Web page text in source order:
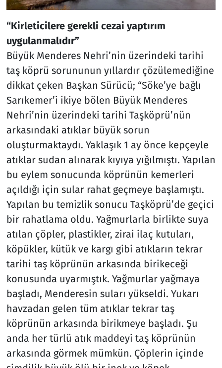
“Kirleticilere gerekli cezai yaptırım
uygulanmalıdır”
Büyük Menderes Nehri’nin üzerindeki tarihi
taş köprü sorununun yıllardır çözülemediğine
dikkat çeken Başkan Sürücü; “Söke’ye bağlı
Sarıkemer’i ikiye bölen Büyük Menderes
Nehri’nin üzerindeki tarihi Taşköprü’nün
arkasındaki atıklar büyük sorun
oluşturmaktaydı. Yaklaşık 1 ay önce kepçeyle
atıklar sudan alınarak kıyıya yığılmıştı. Yapılan
bu eylem sonucunda köprünün kemerleri
açıldığı için sular rahat geçmeye başlamıştı.
Yapılan bu temizlik sonucu Taşköprü’de geçici
bir rahatlama oldu. Yağmurlarla birlikte suya
atılan çöpler, plastikler, zirai ilaç kutuları,
köpükler, kütük ve kargı gibi atıkların tekrar
tarihi taş köprünün arkasında birikeceği
konusunda uyarmıştık. Yağmurlar yağmaya
başladı, Menderesin suları yükseldi. Yukarı
havzadan gelen tüm atıklar tekrar taş
köprünün arkasında birikmeye başladı. Şu
anda her türlü atık maddeyi taş köprünün
arkasında görmek mümkün. Çöplerin içinde